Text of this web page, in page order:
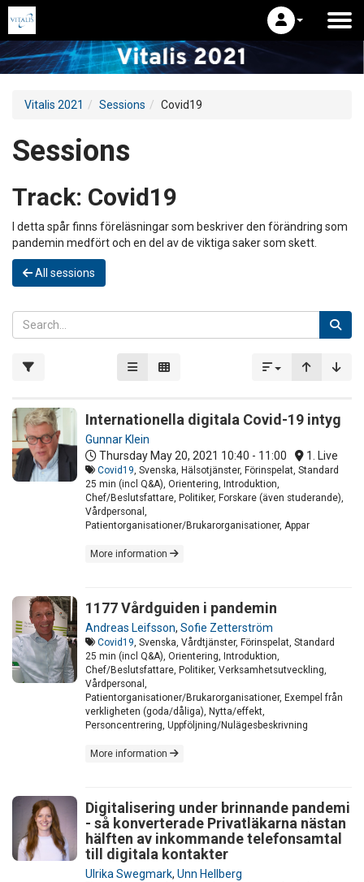
Vitalis 2021 Sessions Covid19
Sessions
Track: Covid19
I detta spår finns föreläsningar som beskriver den förändring som
pandemin medfört och en del av de viktiga saker som skett.
All sessions
Internationella digitala Covid-19 intyg
Gunnar Klein
Thursday May 20, 2021 10:40 - 11:00 1. Live
Covid19, Svenska, Hälsotjänster, Förinspelat, Standard
25 min (incl Q&A), Orientering, Introduktion,
Chef/Beslutsfattare, Politiker, Forskare (även studerande),
Vårdpersonal,
Patientorganisationer/Brukarorganisationer, Appar
More information
1177 Vårdguiden i pandemin
Andreas Leifsson, Sofie Zetterström
Covid19, Svenska, Vårdtjänster, Förinspelat, Standard
25 min (incl Q&A), Orientering, Introduktion,
Chef/Beslutsfattare, Politiker, Verksamhetsutveckling,
Vårdpersonal,
Patientorganisationer/Brukarorganisationer, Exempel från
verkligheten (goda/dåliga), Nytta/effekt,
Personcentrering, Uppföljning/Nulägesbeskrivning
More information
Digitalisering under brinnande pandemi
- så konverterade Privatläkarna nästan
hälften av inkommande telefonsamtal
till digitala kontakter
Ulrika Swegmark, Unn Hellberg